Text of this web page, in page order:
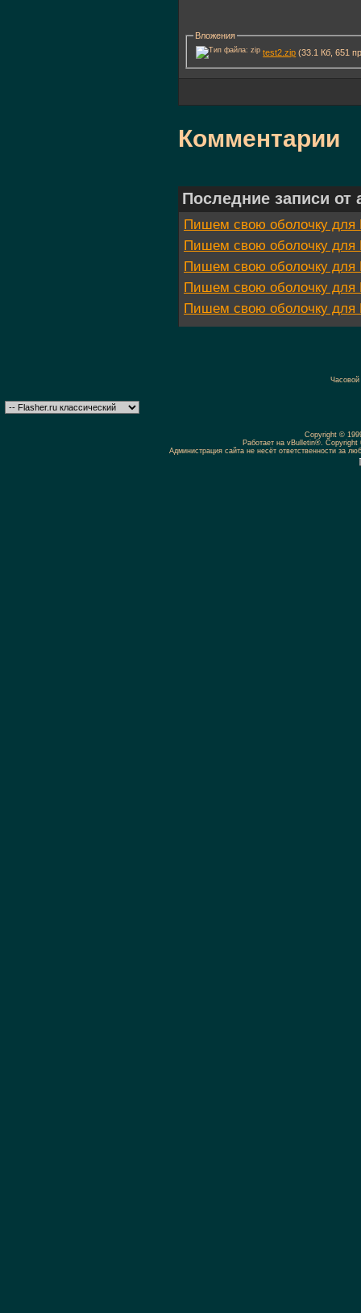
Вложения
test2.zip (33.1 Кб, 651
Комментарии
Последние записи от
Пишем свою оболочку для
Пишем свою оболочку для
Пишем свою оболочку для
Пишем свою оболочку для
Пишем свою оболочку для
Copyright ©
Работает на vBulletin®.
Администрация сайта не несёт ответственности за